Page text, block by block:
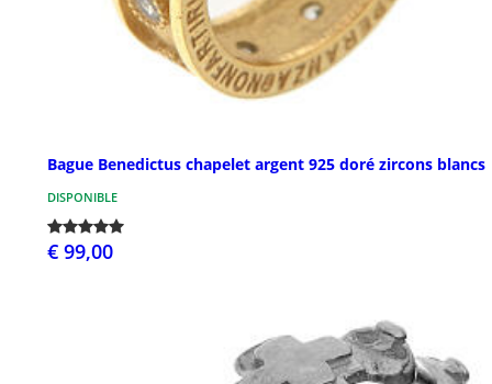
Bague Benedictus chapelet argent 925 doré zircons blancs
DISPONIBLE
€ 99,00